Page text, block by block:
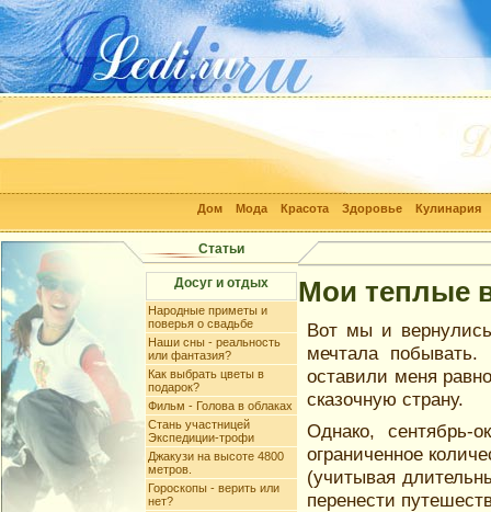
Дом Мода Красота Здоровье Кулинария
Статьи
Досуг и отдых
Народные приметы и
поверья о свадьбе
Наши сны - реальность
или фантазия?
Как выбрать цветы в
подарок?
Фильм - Голова в облаках
Стань участницей
Экспедиции-трофи
Джакузи на высоте 4800
метров.
Гороскопы - верить или
нет?
Мои теплые
Вот мы и
мечтала побывать.
оставили меня
сказочную страну.
Однако, сентябрь-
ограниченное
(учитывая
перенести